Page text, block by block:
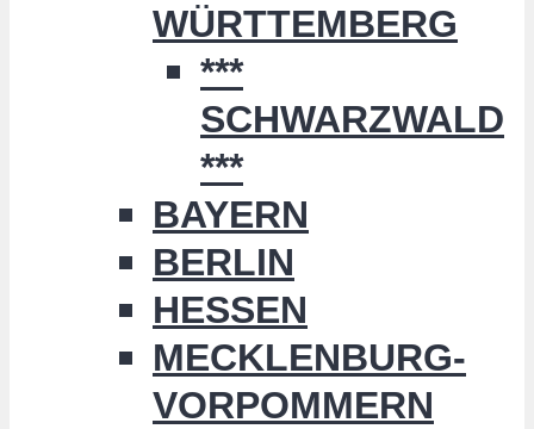
WÜRTTEMBERG
***
SCHWARZWALD
***
BAYERN
BERLIN
HESSEN
MECKLENBURG-
VORPOMMERN